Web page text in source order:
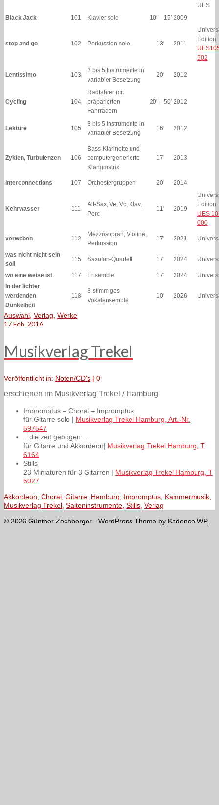
UES
Black Jack
101 Klavier solo 10′ – 15′ 2009
stop and go 102 Perkussion solo 13′ 2011
Edition
502
Lentissimo 103
3 bis 5 Instrumente in
variabler Besetzung
20′ 2012
Cycling 104
Radfahrer mit
präparierten
Fahrrädern
20′ – 50′ 2012
Lektüre 105
3 bis 5 Instrumente in
variabler Besetzung
16′ 2012
Zyklen, Turbulenzen 106
Bass-Klarinette und
computergenerierte
Klangmatrix
17′ 2013
Interconnections 107 Orchestergruppen 20′ 2014
Kehrwasser 111
Alt-Sax, Ve, Vc, Klav,
Perc
11′ 2019
Edition
UES
000
verwoben 112
Mezzosopran, Violine,
Perkussion
17′ 2021
was nicht nicht sein
soll
115 Saxofon-Quartett 17′ 2024
wo eine weise ist 117 Ensemble 17′ 2024
In der lichter
werdenden
Dunkelheit
118
8-stimmiges
Vokalensemble
10′ 2026
Auswahl Verlag Werke
17Feb. 2016
Musikverlag Trekel
Veröffentlicht in: Noten/CD's | 0
erschienen im Musikverlag Trekel / Hamburg
Impromptus – Choral – Impromptus
für Gitarre solo | Musikverlag Trekel Hamburg, Art.-Nr.
597547
.. die zeit gebogen …
für Gitarre und Akkordeon| Musikverlag Trekel Hamburg, T
6164
Stills
23 Miniaturen für 3 Gitarren | Musikverlag Trekel Hamburg, T
5027
Akkordeon Choral Gitarre Hamburg Impromptus Kammermusik
Musikverlag Trekel Saiteninstrumente Stills Verlag
© 2026 Günther Zechberger - WordPress Theme by Kadence WP